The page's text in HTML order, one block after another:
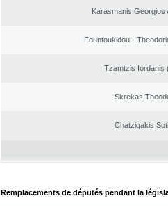
Karasmanis Georgios
Fountoukidou -
Tzamtzis Iordanis
Skrekas
Chatzigakis
Remplacements de députés pendant la